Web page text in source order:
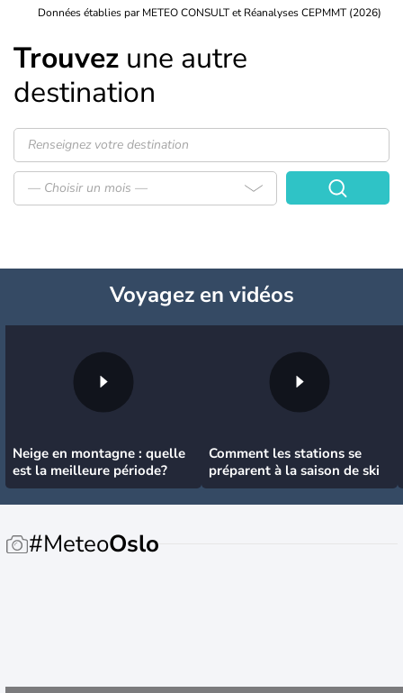
Données établies par METEO CONSULT et Réanalyses CEPMMT (2026)
Trouvez une autre
destination
— Choisir un mois —
Voyagezen vidéos
Neige en montagne : quelle
est la meilleure période?
Comment les stations se
préparent à la saison de ski
#MeteoOslo